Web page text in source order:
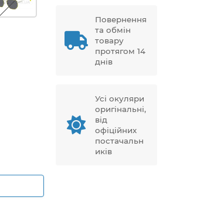
Повернення
та обмін
товару
протягом 14
днів
Усі окуляри
оригінальні,
від
офіційних
постачальн
иків